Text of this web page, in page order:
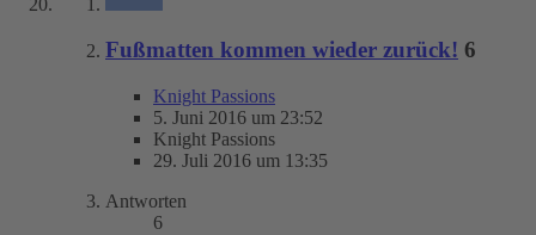
Fußmatten kommen wieder zurück! 6
Knight Passions
5. Juni 2016 um 23:52
Knight Passions
29. Juli 2016 um 13:35
Antworten
6